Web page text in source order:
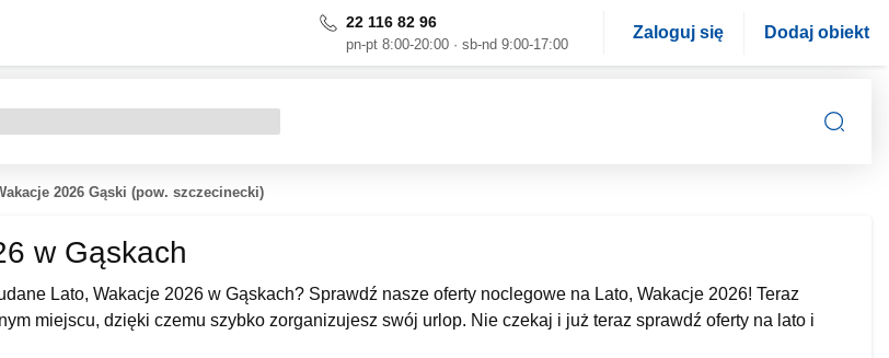
22 116 82 96
pn-pt 8:00-20:00 · sb-nd 9:00-17:00
Zaloguj się Dodaj obiekt
2026 Gąski (pow. szczecinecki)
w Gąskach
Lato, Wakacje 2026 w Gąskach? Sprawdź nasze oferty noclegowe na Lato, Wakacje 2026! Teraz
miejscu, dzięki czemu szybko zorganizujesz swój urlop. Nie czekaj i już teraz sprawdź oferty na lato i